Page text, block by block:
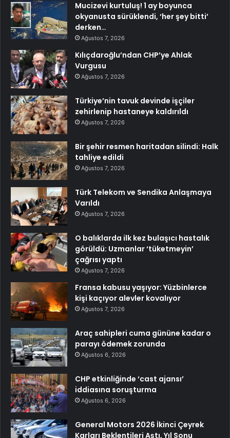
Mucizevi kurtuluş! 1 ay boyunca
okyanusta sürüklendi, ‘her şey bitti’
derken…
Ağustos 7, 2026
Kılıçdaroğlu’ndan CHP’ye Ahlak
Vurgusu
Ağustos 7, 2026
Türkiye’nin tavuk devinde işçiler
zehirlenip hastaneye kaldırıldı
Ağustos 7, 2026
Bir şehir resmen haritadan silindi: Halk
tahliye edildi
Ağustos 7, 2026
Türk Telekom ve Sendika Anlaşmaya
Varıldı
Ağustos 7, 2026
O balıklarda ilk kez bulaşıcı hastalık
görüldü: Uzmanlar ‘tüketmeyin’
çağrısı yaptı
Ağustos 7, 2026
Fransa kabusu yaşıyor: Yüzbinlerce
kişi kaçıyor alevler kovalıyor
Ağustos 7, 2026
Araç sahipleri cuma gününe kadar o
parayı ödemek zorunda
Ağustos 6, 2026
CHP etkinliğinde ‘cast ajansı’
iddiasına soruşturma
Ağustos 6, 2026
General Motors 2026 İkinci Çeyrek
Karları Beklentileri Aştı, Yıl Sonu